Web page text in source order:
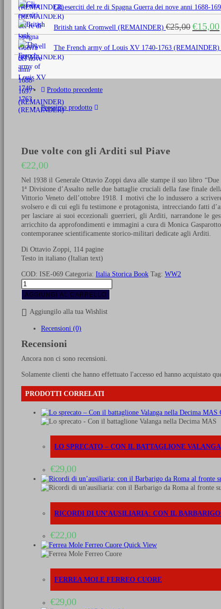
originale
era:
€25,00.
è:
Gli eserciti del re di Spagna Guerra dei nove anni 1688-
British tank Cromwell (REMAINDER) €25,00 Il
prezzo
originale
era:
€15,00
The French army of Louis XV 1740-1763 (REMAINDER)
Prodotto precedente
Prossimo prodotto
Due volte con gli Arditi sul Piave
€22,00
Nel 1938 il Generale Ottavio Zoppi dava alle stampe il suo libro
1ª Divisione d’Assalto nelle due battaglie cruciali della fase finale
Vittorio Veneto dell’ottobre 1918. I motivi che lo indussero a
svolsero e di cui egli fu testimone e protagonista, intrecciando fatti
per lasciare ai suoi eccezionali guerrieri, gli Arditi, narrandone le
arricchito da approfondimenti e immagini a cura di Monica
contemporanee scientificamente storico-militari dedicate agli Arditi.
Di Ottavio Zoppi, 114 pagine
Testo in italiano (Italian text)
COD: ISE-069 Categoria: Italia Storica Book Tag: WW2
Due
volte
con
gli
Arditi
quantità
AGGIUNGI AL CARRELLO
Aggiungilo alla tua Wishlist
Recensioni (0)
Recensioni
Ancora non ci sono recensioni.
Solamente clienti che hanno effettuato l'accesso ed hanno acquistato
PRODOTTI CORRELATI
LO SPRECATO – CON IL BATTAGLIONE
€29,00
RICORDI DI UN’AUSILIARIA: CON IL
€22,00
Quick View
FERREA MOLE FERREO CUORE
€29,00